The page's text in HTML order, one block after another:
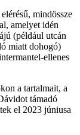
mindössze
amelyet idén
(például utcán
miatt dohogó)
ellenes
a tartalmait, a
támadó
el 2023 júniusa